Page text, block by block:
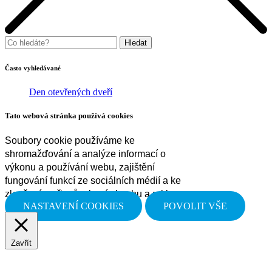
Často vyhledávané
Den otevřených dveří
Tato webová stránka používá cookies
Soubory cookie používáme ke
shromažďování a analýze informací o
výkonu a používání webu, zajištění
fungování funkcí ze sociálních médií a ke
zlepšení a přizpůsobení obsahu a reklam.
NASTAVENÍ COOKIES
POVOLIT VŠE
Zavřít